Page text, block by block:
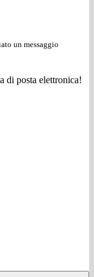
un messaggio
di posta elettronica!